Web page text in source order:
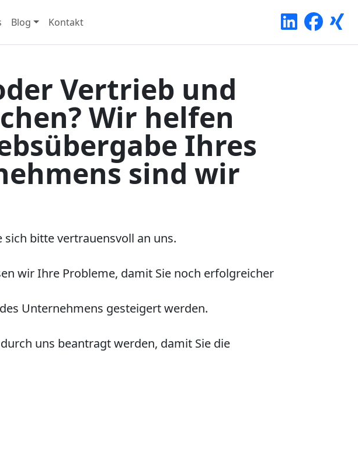
Blog Kontakt
Vertrieb und
Wir helfen
Ihres
sind wir
sich bitte vertrauensvoll an uns.
wir Ihre Probleme, damit Sie noch erfolgreicher
Unternehmens gesteigert werden.
uns beantragt werden, damit Sie die